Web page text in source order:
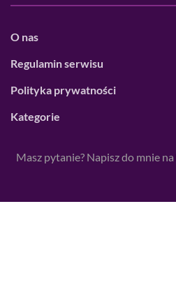
O nas
Regulamin serwisu
Polityka prywatności
Kategorie
Masz pytanie? Napisz do mnie na